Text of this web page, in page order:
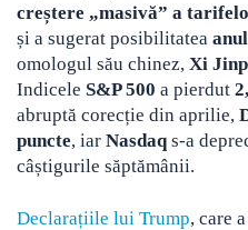
creștere „masivă” a
și a sugerat posibilitatea
omologul său chinez, Xi
Indicele S&P 500 a pierdut
abruptă corecție din aprilie,
puncte, iar Nasdaq s-a
câștigurile săptămânii.
Declarațiile lui Trump, care